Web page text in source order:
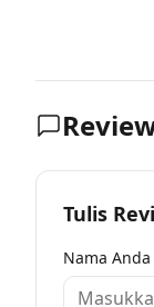
Tulis
Nama Anda